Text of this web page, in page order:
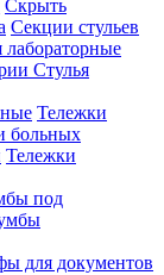
Скрыть
Секции стульев
лабораторные
Стулья
Тележки
больных
Тележки
под
для документов